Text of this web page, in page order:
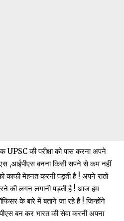
की परीक्षा को पास करना अपने
,आईपीएस बनना किसी सपने से कम नहीं
काफी मेहनत करनी पड़ती है ! अपने रातों
की लगन लगानी पड़ती है ! आज हम
के बारे में बताने जा रहे हैं ! जिन्होंने
बन कर भारत की सेवा करनी अपना